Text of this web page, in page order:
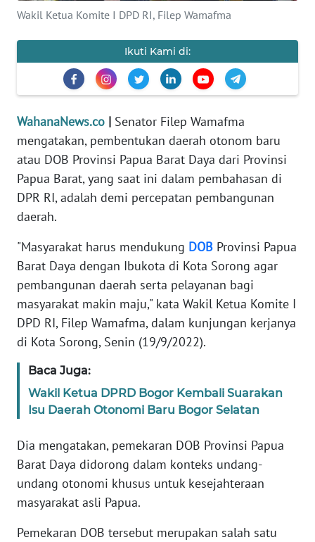
Wakil Ketua Komite I DPD RI, Filep Wamafma
Ikuti Kami di:
WahanaNews.co | Senator Filep Wamafma
mengatakan, pembentukan daerah otonom baru
atau DOB Provinsi Papua Barat Daya dari Provinsi
Papua Barat, yang saat ini dalam pembahasan di
DPR RI, adalah demi percepatan pembangunan
daerah.
"Masyarakat harus mendukung DOB Provinsi Papua
Barat Daya dengan Ibukota di Kota Sorong agar
pembangunan daerah serta pelayanan bagi
masyarakat makin maju," kata Wakil Ketua Komite I
DPD RI, Filep Wamafma, dalam kunjungan kerjanya
di Kota Sorong, Senin (19/9/2022).
Baca Juga:
Wakil Ketua DPRD Bogor Kembali Suarakan
Isu Daerah Otonomi Baru Bogor Selatan
Dia mengatakan, pemekaran DOB Provinsi Papua
Barat Daya didorong dalam konteks undang-
undang otonomi khusus untuk kesejahteraan
masyarakat asli Papua.
Pemekaran DOB tersebut merupakan salah satu
PENDIDIKAN
EDITORIAL
Informasi
INDEKS
BERITA
KONTAK
KAMI
IKLAN
TENTANG
KAMI
PEDOMAN
MEDIA
REDAKSI
KARIR